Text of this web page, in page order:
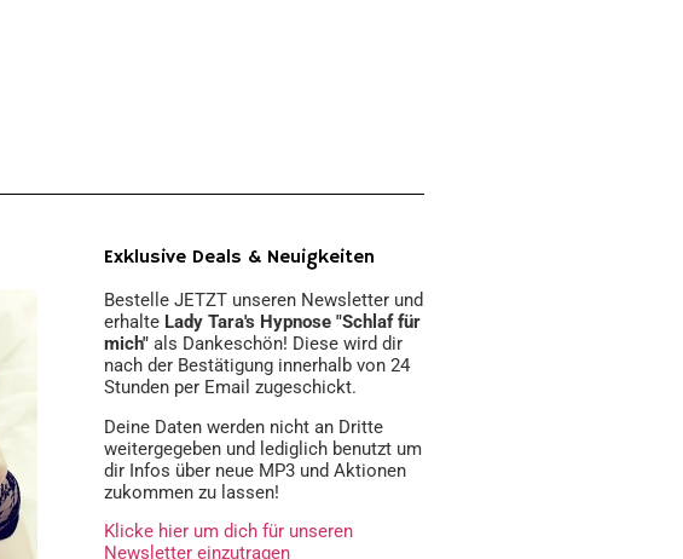
Exklusive Deals & Neuigkeiten
Bestelle JETZT unseren Newsletter und
erhalte Lady Tara's Hypnose "Schlaf für
mich" als Dankeschön! Diese wird dir
nach der Bestätigung innerhalb von 24
Stunden per Email zugeschickt.
Deine Daten werden nicht an Dritte
weitergegeben und lediglich benutzt um
dir Infos über neue MP3 und Aktionen
zukommen zu lassen!
Klicke hier um dich für unseren
Newsletter einzutragen